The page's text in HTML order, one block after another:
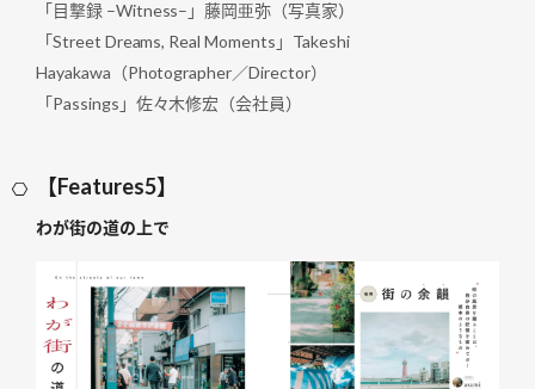
「目撃録 –Witness–」藤岡亜弥（写真家）
「Street Dreams, Real Moments」Takeshi
Hayakawa（Photographer／Director）
「Passings」佐々木修宏（会社員）
【Features5】
わが街の道の上で